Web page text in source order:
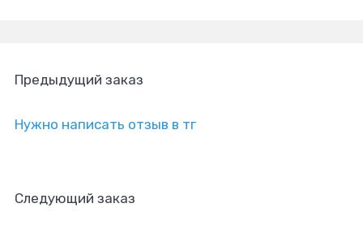
Предыдущий заказ
Нужно написать отзыв в тг
Следующий заказ